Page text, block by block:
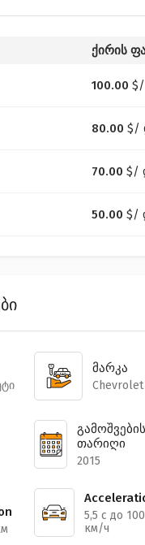
ქირის
100.00 $
80.00 $/
70.00 $/
50.00 $/
მარკა
Chevrolet
გამოშვების
თარიღი
2015
5,5 с до 100
км/ч